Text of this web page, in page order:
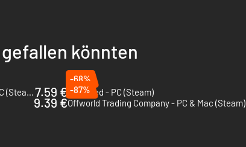
könnten
Workers & Resources: Soviet Republic - PC (Steam)7.59 €
-68%
Banished - PC (Steam)
9.39 €
-87%
Offworld Trading Company - PC & Mac (Steam)